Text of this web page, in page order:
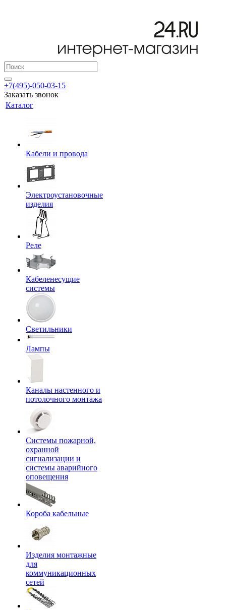
+7(495)-050-03-15
Заказать звонок
Каталог
Кабели и провода
Электроустановочные
изделия
Реле
Кабеленесущие
системы
Светильники
Лампы
Каналы настенного и
потолочного монтажа
Системы пожарной,
охранной
сигнализации и
системы аварийного
оповещения
Короба кабельные
Изделия монтажные
для
коммуникационных
сетей